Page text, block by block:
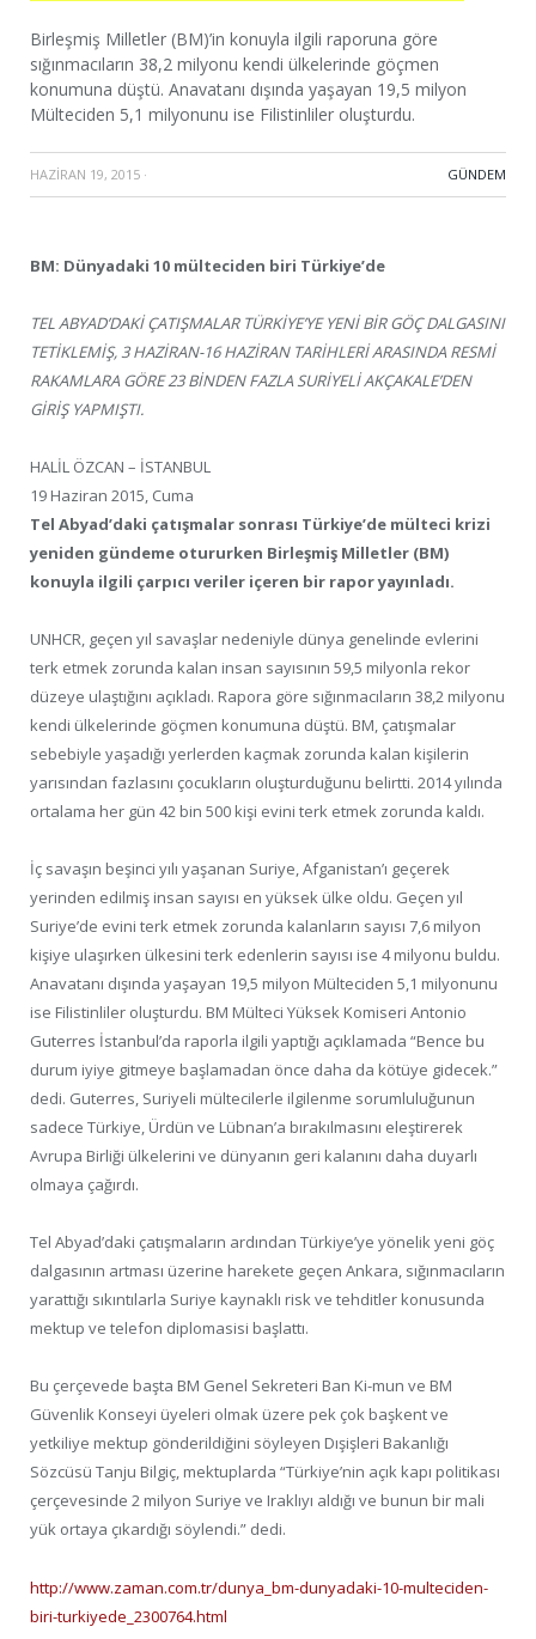
Birleşmiş Milletler (BM)’in konuyla ilgili raporuna göre
sığınmacıların 38,2 milyonu kendi ülkelerinde göçmen
konumuna düştü. Anavatanı dışında yaşayan 19,5 milyon
Mülteciden 5,1 milyonunu ise Filistinliler oluşturdu.
HAZIRAN 19, 2015 · GÜNDEM
BM: Dünyadaki 10 mülteciden biri Türkiye’de
TEL ABYAD’DAKİ ÇATIŞMALAR TÜRKİYE’YE YENİ BİR GÖÇ DALGASINI
TETİKLEMİŞ, 3 HAZİRAN-16 HAZİRAN TARİHLERİ ARASINDA RESMİ
RAKAMLARA GÖRE 23 BİNDEN FAZLA SURİYELİ AKÇAKALE’DEN
GİRİŞ YAPMIŞTI.
HALİL ÖZCAN – İSTANBUL
19 Haziran 2015, Cuma
Tel Abyad’daki çatışmalar sonrası Türkiye’de mülteci krizi
yeniden gündeme otururken Birleşmiş Milletler (BM)
konuyla ilgili çarpıcı veriler içeren bir rapor yayınladı.
UNHCR, geçen yıl savaşlar nedeniyle dünya genelinde evlerini
terk etmek zorunda kalan insan sayısının 59,5 milyonla rekor
düzeye ulaştığını açıkladı. Rapora göre sığınmacıların 38,2 milyonu
kendi ülkelerinde göçmen konumuna düştü. BM, çatışmalar
sebebiyle yaşadığı yerlerden kaçmak zorunda kalan kişilerin
yarısından fazlasını çocukların oluşturduğunu belirtti. 2014 yılında
ortalama her gün 42 bin 500 kişi evini terk etmek zorunda kaldı.
İç savaşın beşinci yılı yaşanan Suriye, Afganistan’ı geçerek
yerinden edilmiş insan sayısı en yüksek ülke oldu. Geçen yıl
Suriye’de evini terk etmek zorunda kalanların sayısı 7,6 milyon
kişiye ulaşırken ülkesini terk edenlerin sayısı ise 4 milyonu buldu.
Anavatanı dışında yaşayan 19,5 milyon Mülteciden 5,1 milyonunu
ise Filistinliler oluşturdu. BM Mülteci Yüksek Komiseri Antonio
Guterres İstanbul’da raporla ilgili yaptığı açıklamada “Bence bu
durum iyiye gitmeye başlamadan önce daha da kötüye gidecek.”
dedi. Guterres, Suriyeli mültecilerle ilgilenme sorumluluğunun
sadece Türkiye, Ürdün ve Lübnan’a bırakılmasını eleştirerek
Avrupa Birliği ülkelerini ve dünyanın geri kalanını daha duyarlı
olmaya çağırdı.
Tel Abyad’daki çatışmaların ardından Türkiye’ye yönelik yeni göç
dalgasının artması üzerine harekete geçen Ankara, sığınmacıların
yarattığı sıkıntılarla Suriye kaynaklı risk ve tehditler konusunda
mektup ve telefon diplomasisi başlattı.
Bu çerçevede başta BM Genel Sekreteri Ban Ki-mun ve BM
Güvenlik Konseyi üyeleri olmak üzere pek çok başkent ve
yetkiliye mektup gönderildiğini söyleyen Dışişleri Bakanlığı
Sözcüsü Tanju Bilgiç, mektuplarda “Türkiye’nin açık kapı politikası
çerçevesinde 2 milyon Suriye ve Iraklıyı aldığı ve bunun bir mali
yük ortaya çıkardığı söylendi.” dedi.
http://www.zaman.com.tr/dunya_bm-dunyadaki-10-multeciden-
biri-turkiyede_2300764.html